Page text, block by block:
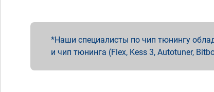
Наши специалисты по чип тюнингу
и чип тюнинга (Flex, Kess 3, Autotuner,